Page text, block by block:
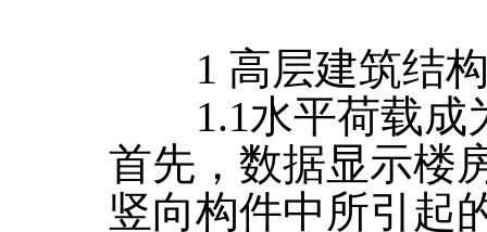
1 高层建筑结构
1.1水平荷载成
首先，数据显示楼
竖向构件中所引起